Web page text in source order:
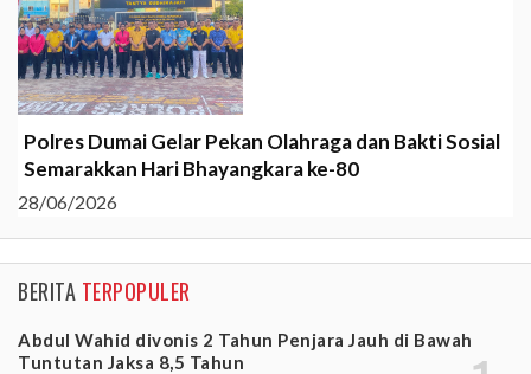
Polres Dumai Gelar Pekan Olahraga dan Bakti Sosial
Semarakkan Hari Bhayangkara ke-80
28/06/2026
BERITA TERPOPULER
Abdul Wahid divonis 2 Tahun Penjara Jauh di Bawah
Tuntutan Jaksa 8,5 Tahun